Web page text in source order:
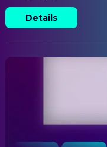
Details